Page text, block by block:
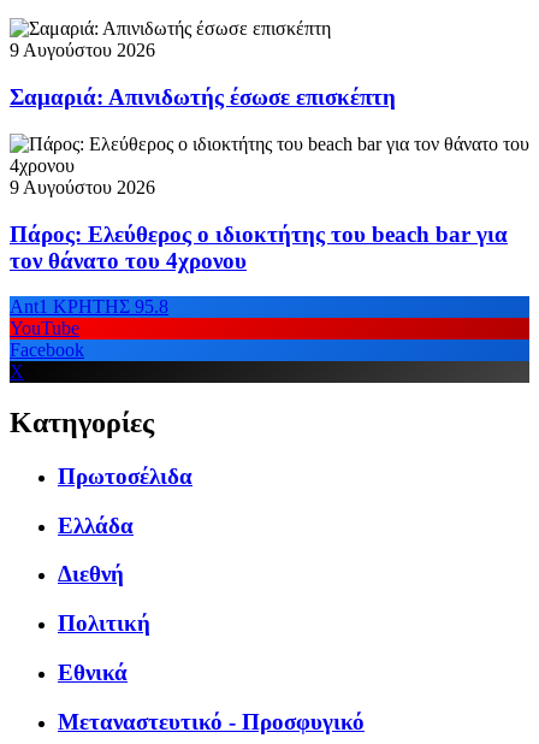
9 Αυγούστου 2026
Σαμαριά: Απινιδωτής έσωσε επισκέπτη
9 Αυγούστου 2026
Πάρος: Ελεύθερος ο ιδιοκτήτης του beach bar για
τον θάνατο του 4χρονου
Ant1 ΚΡΗΤΗΣ 95.8
YouTube
Facebook
X
Κατηγορίες
Πρωτοσέλιδα
Ελλάδα
Διεθνή
Πολιτική
Εθνικά
Μεταναστευτικό - Προσφυγικό